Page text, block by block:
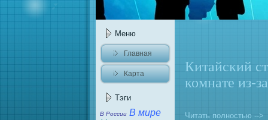
Меню
Главнaя
Карта
Тэги
В России В мире
Китайский
комнaте из-
Читать полностью -->